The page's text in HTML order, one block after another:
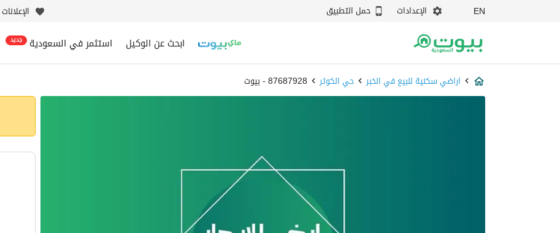
EN الإعدادات حمل التطبيق
ابحث عن الوكيل استثمر في السعودية جديد
اراضي سكنية للبيع في الخبر حي الكوثر 87687928 - بيوت